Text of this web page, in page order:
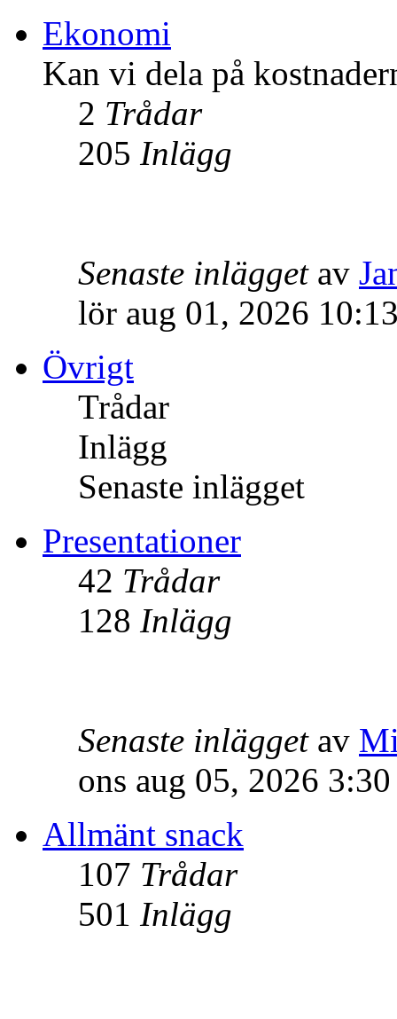
Ekonomi
Kan vi dela på
2 Trådar
205 Inlägg
Senaste inläggetav
lör aug 01, 2026
Övrigt
Trådar
Inlägg
Senaste inlägget
Presentationer
42 Trådar
128 Inlägg
Senaste inläggetav
ons aug 05, 2026
Allmänt snack
107 Trådar
501 Inlägg